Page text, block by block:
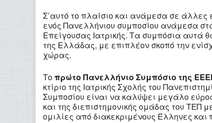
Σ’αυτό το πλαίσιο και ανάμεσα σε άλλες
ενός Πανελλήνιου συμποσίου ανάμεσα
Επείγουσας Ιατρικής. Τα συμπόσια αυτά
της Ελλάδας, με επιπλέον σκοπό την
χώρας.
Τοπρώτο Πανελλήνιο Συμπόσιο της
κτίριο της Ιατρικής Σχολής του
Συμποσίου είναι να καλύψει μεγάλο
και της διεπιστημονικής ομάδας του ΤΕΠ
ομιλίες από διακεκριμένους Έλληνες